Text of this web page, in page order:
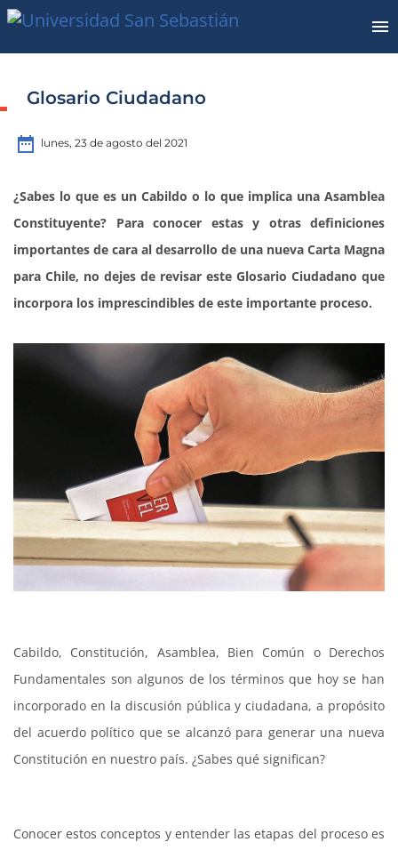
Glosario Ciudadano
date_range lunes, 23 de agosto del 2021
¿Sabes lo que es un Cabildo o lo que implica una Asamblea
Constituyente? Para conocer estas y otras definiciones
importantes de cara al desarrollo de una nueva Carta Magna
para Chile, no dejes de revisar este Glosario Ciudadano que
incorpora los imprescindibles de este importante proceso.
Cabildo, Constitución, Asamblea, Bien Común o Derechos
Fundamentales son algunos de los términos que hoy se han
incorporado en la discusión pública y ciudadana, a propósito
del acuerdo político que se alcanzó para generar una nueva
Constitución en nuestro país. ¿Sabes qué significan?
Conocer estos conceptos y entender las etapas del proceso es